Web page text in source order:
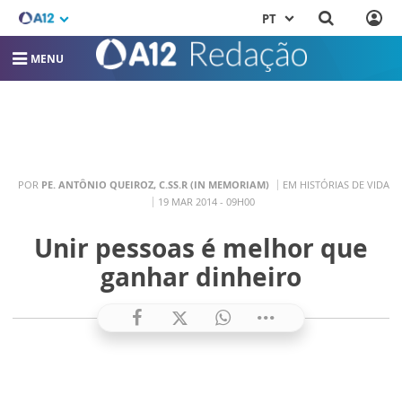
PT
MENU
POR PE. ANTÔNIO QUEIROZ, C.SS.R (IN MEMORIAM)
EM HISTÓRIAS DE VIDA
19 MAR 2014 - 09H00
Unir pessoas é melhor que
ganhar dinheiro